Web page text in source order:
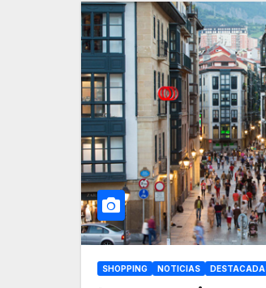
SHOPPING NOTICIAS